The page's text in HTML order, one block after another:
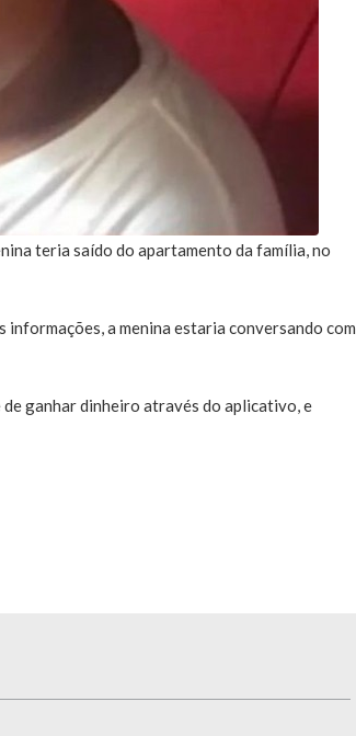
teria saído do apartamento da família, no
a menina estaria conversando com
ganhar dinheiro através do aplicativo, e